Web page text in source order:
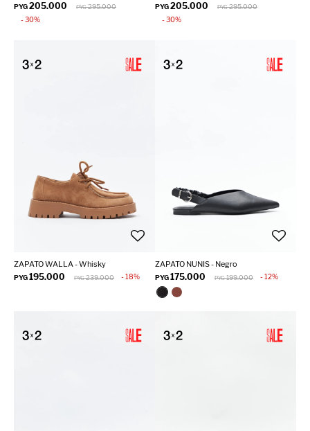
PYG205.000 PYG 295.000
30
PYG205.000 PYG 295.000
30
ZAPATO WALLA - Whisky
PYG195.000 PYG 239.000 18
ZAPATO NUNIS - Negro
PYG175.000 PYG 199.000 12